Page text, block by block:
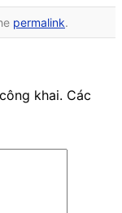
permalink.
khai. Các